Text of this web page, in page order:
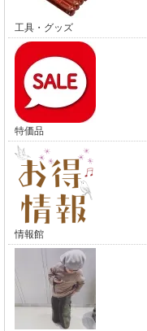
工具・グッズ
特価品
情報館